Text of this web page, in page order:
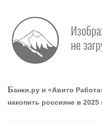
привлечь и
Банки.ру и «Авито
накопить россияне в